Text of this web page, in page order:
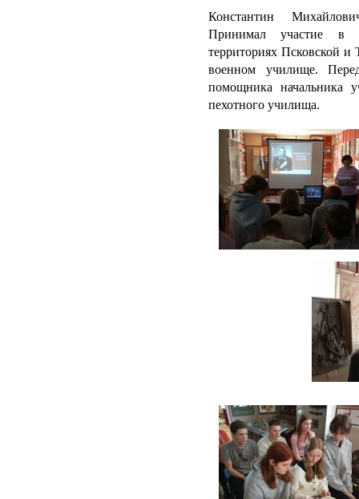
Константин
Принимал участие в
территориях Псковской и
военном училище.
помощника начальника
пехотного училища.